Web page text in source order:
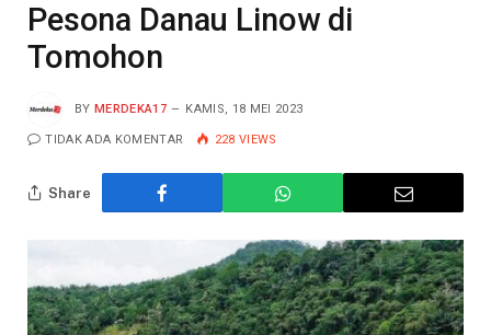
Pesona Danau Linow di
Tomohon
BY MERDEKA17 KAMIS, 18 MEI 2023
TIDAK ADA KOMENTAR 228 VIEWS
Share